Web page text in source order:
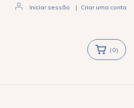
Iniciar sessão | Criar uma conta
( 0)